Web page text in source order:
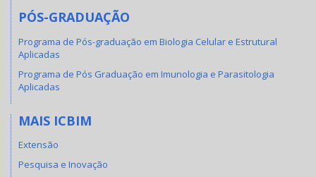
PÓS-GRADUAÇÃO
Programa de Pós-graduação em Biologia Celular e Estrutural
Aplicadas
Programa de Pós Graduação em Imunologia e Parasitologia
Aplicadas
MAIS ICBIM
Extensão
Pesquisa e Inovação